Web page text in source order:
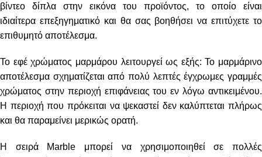
βίντεο δίπλα στην εικόνα του προϊόντος, το οποίο είναι
ιδιαίτερα επεξηγηματικό και θα σας βοηθήσει να επιτύχετε το
επιθυμητό αποτέλεσμα.
Το εφέ χρώματος μαρμάρου λειτουργεί ως εξής: Το μαρμάρινο
αποτέλεσμα σχηματίζεται από πολύ λεπτές έγχρωμες γραμμές
χρώματος στην περιοχή επιφάνειας του εν λόγω αντικειμένου.
Η περιοχή που πρόκειται να ψεκαστεί δεν καλύπτεται πλήρως
και θα παραμείνει μερικώς ορατή.
Η σειρά Marble μπορεί να χρησιμοποιηθεί σε πολλές